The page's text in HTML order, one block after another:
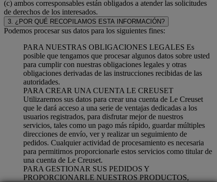
(c) ambos corresponsables están obligados a atender las solicitudes
de derechos de los interesados.
3. ¿POR QUÉ RECOPILAMOS ESTA INFORMACIÓN?
Podemos procesar sus datos para los siguientes fines:
PARA NUESTRAS OBLIGACIONES LEGALES Es
posible que tengamos que procesar algunos datos sobre usted
para cumplir con nuestras obligaciones legales y otras
obligaciones derivadas de las instrucciones recibidas de las
autoridades.
PARA CREAR UNA CUENTA LE CREUSET
Utilizaremos sus datos para crear una cuenta de Le Creuset
que le dará acceso a una serie de ventajas dedicadas a los
usuarios registrados, para disfrutar mejor de nuestros
servicios, tales como un pago más rápido, guardar múltiples
direcciones de envío, ver y realizar un seguimiento de
pedidos. Cualquier actividad de procesamiento es necesaria
para permitirnos proporcionarle estos servicios como titular de
una cuenta de Le Creuset.
PARA GESTIONAR SUS PEDIDOS Y
PROPORCIONARLE NUESTROS PRODUCTOS,